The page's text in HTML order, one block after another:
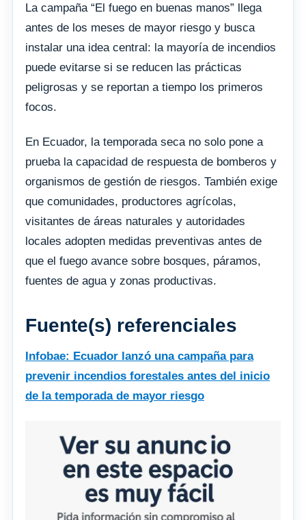
La campaña “El fuego en buenas manos” llega
antes de los meses de mayor riesgo y busca
instalar una idea central: la mayoría de incendios
puede evitarse si se reducen las prácticas
peligrosas y se reportan a tiempo los primeros
focos.
En Ecuador, la temporada seca no solo pone a
prueba la capacidad de respuesta de bomberos y
organismos de gestión de riesgos. También exige
que comunidades, productores agrícolas,
visitantes de áreas naturales y autoridades
locales adopten medidas preventivas antes de
que el fuego avance sobre bosques, páramos,
fuentes de agua y zonas productivas.
Fuente(s) referenciales
Infobae: Ecuador lanzó una campaña para
prevenir incendios forestales antes del inicio
de la temporada de mayor riesgo